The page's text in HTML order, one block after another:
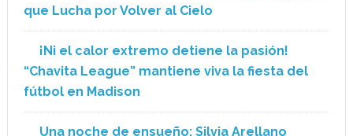
que Lucha por Volver al Cielo
¡Ni el calor extremo detiene la pasión!
“Chavita League” mantiene viva la fiesta del
fútbol en Madison
Una noche de ensueño: Silvia Arellano